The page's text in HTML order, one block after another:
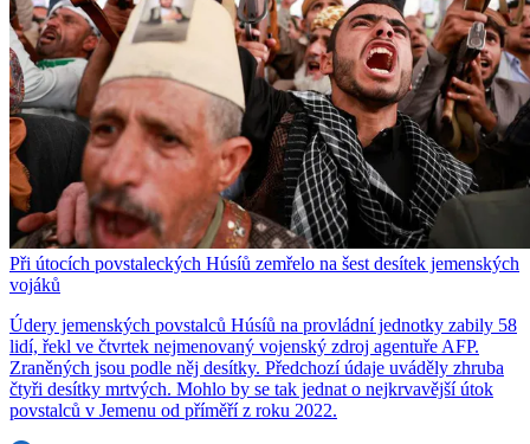
Při útocích povstaleckých Húsíů zemřelo na šest desítek jemenských
vojáků
Údery jemenských povstalců Húsíů na provládní jednotky zabily 58
lidí, řekl ve čtvrtek nejmenovaný vojenský zdroj agentuře AFP.
Zraněných jsou podle něj desítky. Předchozí údaje uváděly zhruba
čtyři desítky mrtvých. Mohlo by se tak jednat o nejkrvavější útok
povstalců v Jemenu od příměří z roku 2022.